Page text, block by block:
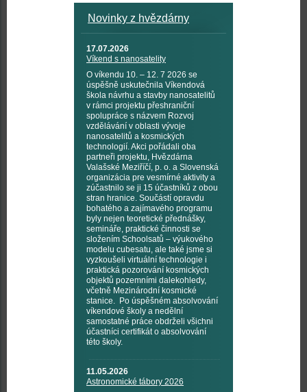
Novinky z hvězdárny
17.07.2026
Víkend s nanosatelity
O víkendu 10. – 12. 7 2026 se
úspěšně uskutečnila Víkendová
škola návrhu a stavby nanosatelitů
v rámci projektu přeshraniční
spolupráce s názvem Rozvoj
vzdělávání v oblasti vývoje
nanosatelitů a kosmických
technologií. Akci pořádali oba
partneři projektu, Hvězdárna
Valašské Meziříčí, p. o. a Slovenská
organizácia pre vesmírné aktivity a
zúčastnilo se ji 15 účastníků z obou
stran hranice. Součástí opravdu
bohatého a zajímavého programu
byly nejen teoretické přednášky,
semináře, praktické činnosti se
složením Schoolsatů – výukového
modelu cubesatu, ale také jsme si
vyzkoušeli virtuální technologie i
praktická pozorování kosmických
objektů pozemními dalekohledy,
včetně Mezinárodní kosmické
stanice. Po úspěšném absolvování
víkendové školy a nedělní
samostatné práce obdrželi všichni
účastníci certifikát o absolvování
této školy.
11.05.2026
Astronomické tábory 2026